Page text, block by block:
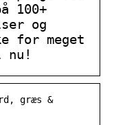
100+
og
for meget
nu!
græs &